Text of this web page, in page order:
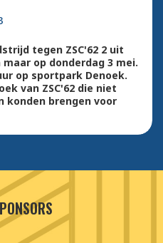
tegen ZSC'62 2 uit
op donderdag 3 mei.
op sportpark Denoek.
van ZSC'62 die niet
konden brengen voor